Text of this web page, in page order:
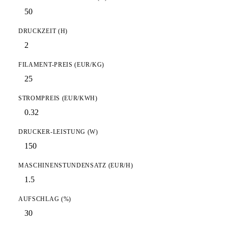
DRUCKZEIT (H)
FILAMENT-PREIS (EUR/KG)
STROMPREIS (EUR/KWH)
DRUCKER-LEISTUNG (W)
MASCHINENSTUNDENSATZ (EUR/H)
AUFSCHLAG (%)